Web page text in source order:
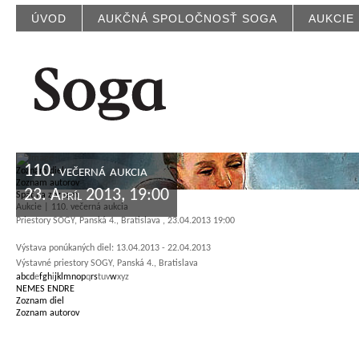
ÚVOD AUKČNÁ SPOLOČNOSŤ SOGA AUKCIE
110. večerná aukcia
23. Apríl 2013, 19:00
Zoznam diel
Zoznam autorov
Späť na zoznam
Aukcie | 110. večerná aukcia
Priestory SOGY, Panská 4., Bratislava , 23.04.2013 19:00
Výstava ponúkaných diel: 13.04.2013 - 22.04.2013
Výstavné priestory SOGY, Panská 4., Bratislava
abcdefghijk mnopqrstuvwxyz
NEMES ENDRE
Zoznam diel
Zoznam autorov